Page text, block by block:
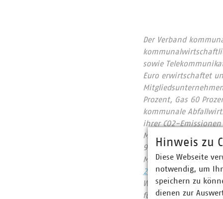
Der Verband
sowie
Euro erwirtschaftet
Prozent, Gas 60
kommunale
ihrer CO2-
957 Millionen Euro.
2022
Wir halten
für heute und
Hinweis zu
Diese Webseite
notwendig, um
speichern zu
dienen zur